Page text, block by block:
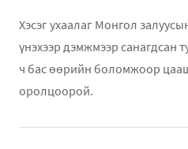
Хэсэг ухаалаг Монгол
үнэхээр дэмжмээр санагдсан
ч бас өөрийн боломжоор
оролцоорой.